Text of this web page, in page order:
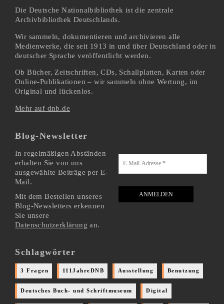
Die Deutsche Nationalbibliothek ist die zentrale
Archivbibliothek Deutschlands.
Wir sammeln, dokumentieren und archivieren alle
Medienwerke, die seit 1913 in und über Deutschland oder in
deutscher Sprache veröffentlicht werden.
Ob Bücher, Zeitschriften, CDs, Schallplatten, Karten oder
Online-Publikationen – wir sammeln ohne Wertung, im
Original und lückenlos.
Mehr auf dnb.de
Blog-Newsletter
In regelmäßigen Abständen
erhalten Sie von uns
ausgewählte Beiträge per E-
Mail.
Mit dem Bestellen unseres
Blog-Newsletters erkennen
Sie unsere
Datenschutzerklärung an.
Schlagwörter
3 Fragen 111JahreDNB Ausstellung Benutzung
Deutsches Buch- und Schriftmuseum Digital